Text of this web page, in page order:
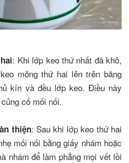
: Khi lớp keo thứ nhất đã khô,
mỏng thứ hai lên trên băng
kín và đều lớp keo. Điều này
cố mối nối.
thiện: Sau khi lớp keo thứ hai
mối nối bằng giấy nhám hoặc
nhám để làm phẳng mọi vết lồi